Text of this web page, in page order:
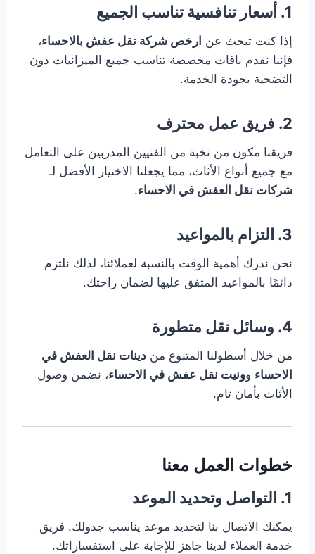
1. أسعار تنافسية تناسب الجميع
إذا كنت تبحث عن ارخص شركة نقل عفش بالاحساء،
فإننا نقدم باقات مخصصة تناسب جميع الميزانيات دون
التضحية بجودة الخدمة.
2. فريق عمل محترف
فريقنا مكون من نخبة من الفنيين المدربين على التعامل
مع جميع أنواع الأثاث، مما يجعلنا الاختيار الأفضل لـ
شركات نقل العفش في الاحساء.
3. التزام بالمواعيد
نحن ندرك أهمية الوقت بالنسبة لعملائنا، لذلك نلتزم
دائمًا بالمواعيد المتفق عليها لضمان راحتك.
4. وسائل نقل متطورة
من خلال أسطولنا المتنوع من دينات نقل العفش في
الاحساء وونيت نقل عفش في الاحساء، نضمن وصول
الأثاث بأمان تام.
خطوات العمل معنا
1. التواصل وتحديد الموعد
يمكنك الاتصال بنا لتحديد موعد يناسب جدولك. فريق
خدمة العملاء لدينا جاهز للإجابة على استفساراتك.